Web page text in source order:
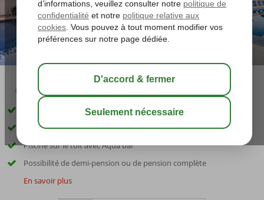
00:40 sauver
Au milieu du coeur historique de Bur Dubai
Service de navette gratuit pour rejoindre The Dubai Mall
Piscine sur le toit avec Aqua bar
Possibilité de demi-pension ou de pension complète
En savoir plus